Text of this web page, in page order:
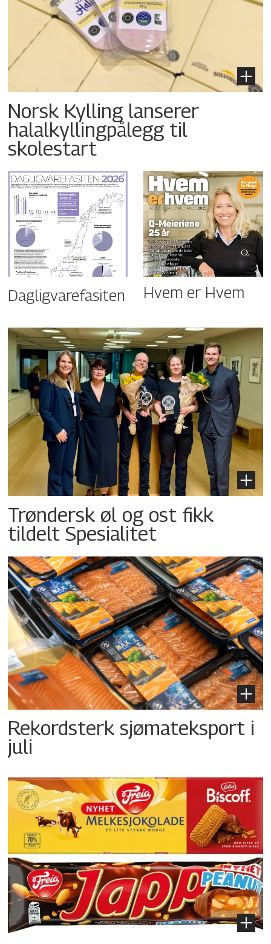
Norsk Kylling lanserer
halalkyllingpålegg til
skolestart
Dagligvarefasiten Hvem er Hvem
Trøndersk øl og ost fikk
tildelt Spesialitet
Rekordsterk sjømateksport i
juli